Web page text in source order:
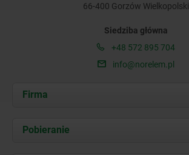
66-400 Gorzów Wielkopolski
Siedziba główna
+48 572 895 704
info@norelem.pl
Firma
O nas
Pobieranie